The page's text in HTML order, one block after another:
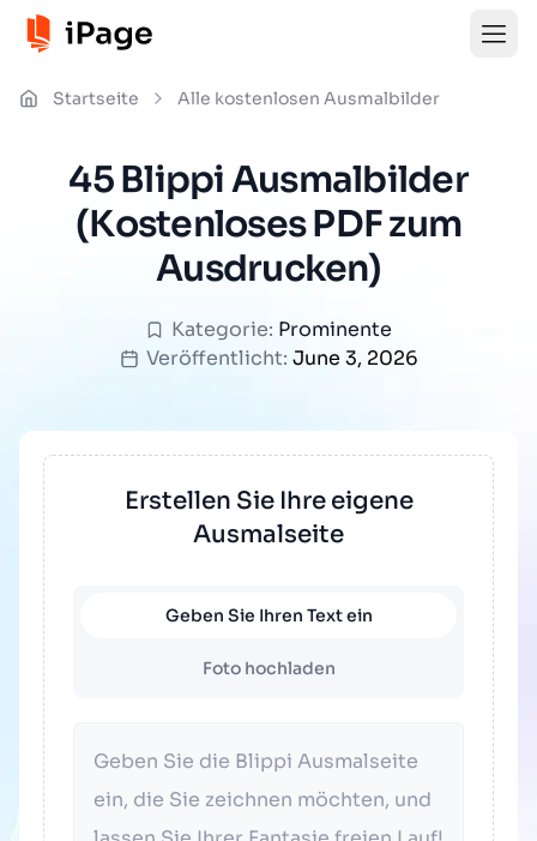
Startseite Alle kostenlosen Ausmalbilder
45 Blippi Ausmalbilder
(Kostenloses PDF zum
Ausdrucken)
Kategorie: Prominente
Veröffentlicht: June 3, 2026
Erstellen Sie Ihre eigene
Ausmalseite
Geben Sie Ihren Text ein
Foto hochladen